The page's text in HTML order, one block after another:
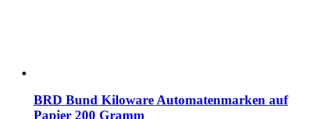
BRD Bund Kiloware Automatenmarken auf
Papier 200 Gramm